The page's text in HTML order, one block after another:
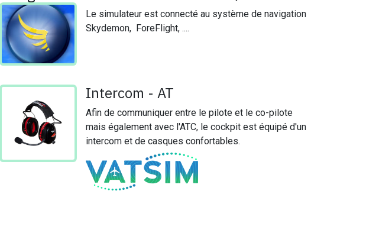
Le simulateur est connecté au système de navigation
Skydemon, ForeFlight, ....
Intercom - AT
Afin de communiquer entre le pilote et le co-pilote
mais également avec l'ATC, le cockpit est équipé d'un
intercom et de casques confortables.